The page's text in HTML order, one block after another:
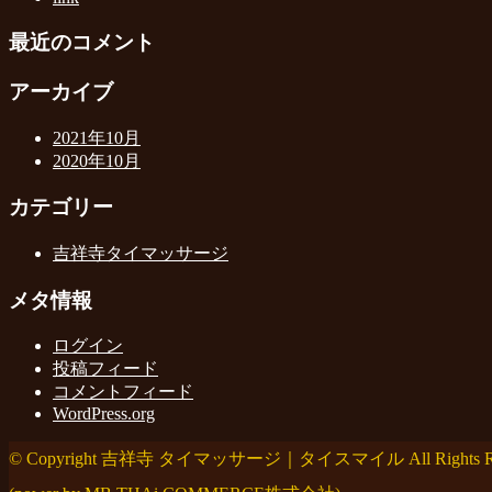
最近のコメント
アーカイブ
2021年10月
2020年10月
カテゴリー
吉祥寺タイマッサージ
メタ情報
ログイン
投稿フィード
コメントフィード
WordPress.org
© Copyright 吉祥寺 タイマッサージ｜タイスマイル All Rights